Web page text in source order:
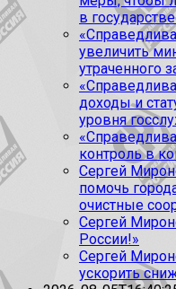
в
увеличить
утраченного
доходы и
уровня
контроль в
Сергей
помочь
очистные
Сергей
России!»
Сергей
ускорить